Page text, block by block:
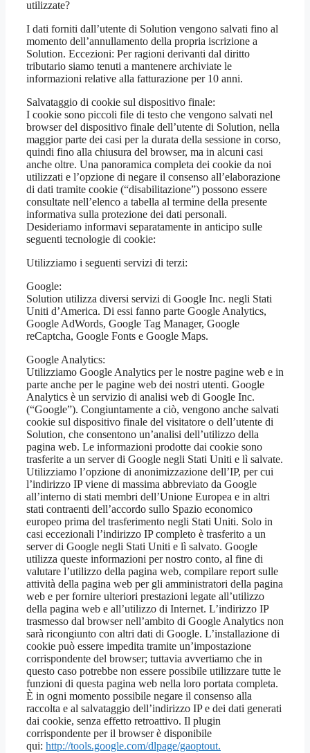
utilizzate?
I dati forniti dall’utente di Solution vengono salvati fino al
momento dell’annullamento della propria iscrizione a
Solution. Eccezioni: Per ragioni derivanti dal diritto
tributario siamo tenuti a mantenere archiviate le
informazioni relative alla fatturazione per 10 anni.
Salvataggio di cookie sul dispositivo finale:
I cookie sono piccoli file di testo che vengono salvati nel
browser del dispositivo finale dell’utente di Solution, nella
maggior parte dei casi per la durata della sessione in corso,
quindi fino alla chiusura del browser, ma in alcuni casi
anche oltre. Una panoramica completa dei cookie da noi
utilizzati e l’opzione di negare il consenso all’elaborazione
di dati tramite cookie (“disabilitazione”) possono essere
consultate nell’elenco a tabella al termine della presente
informativa sulla protezione dei dati personali.
Desideriamo informavi separatamente in anticipo sulle
seguenti tecnologie di cookie:
Utilizziamo i seguenti servizi di terzi:
Google:
Solution utilizza diversi servizi di Google Inc. negli Stati
Uniti d’America. Di essi fanno parte Google Analytics,
Google AdWords, Google Tag Manager, Google
reCaptcha, Google Fonts e Google Maps.
Google Analytics:
Utilizziamo Google Analytics per le nostre pagine web e in
parte anche per le pagine web dei nostri utenti. Google
Analytics è un servizio di analisi web di Google Inc.
(“Google”). Congiuntamente a ciò, vengono anche salvati
cookie sul dispositivo finale del visitatore o dell’utente di
Solution, che consentono un’analisi dell’utilizzo della
pagina web. Le informazioni prodotte dai cookie sono
trasferite a un server di Google negli Stati Uniti e lì salvate.
Utilizziamo l’opzione di anonimizzazione dell’IP, per cui
l’indirizzo IP viene di massima abbreviato da Google
all’interno di stati membri dell’Unione Europea e in altri
stati contraenti dell’accordo sullo Spazio economico
europeo prima del trasferimento negli Stati Uniti. Solo in
casi eccezionali l’indirizzo IP completo è trasferito a un
server di Google negli Stati Uniti e lì salvato. Google
utilizza queste informazioni per nostro conto, al fine di
valutare l’utilizzo della pagina web, compilare report sulle
attività della pagina web per gli amministratori della pagina
web e per fornire ulteriori prestazioni legate all’utilizzo
della pagina web e all’utilizzo di Internet. L’indirizzo IP
trasmesso dal browser nell’ambito di Google Analytics non
sarà ricongiunto con altri dati di Google. L’installazione di
cookie può essere impedita tramite un’impostazione
corrispondente del browser; tuttavia avvertiamo che in
questo caso potrebbe non essere possibile utilizzare tutte le
funzioni di questa pagina web nella loro portata completa.
È in ogni momento possibile negare il consenso alla
raccolta e al salvataggio dell’indirizzo IP e dei dati generati
dai cookie, senza effetto retroattivo. Il plugin
corrispondente per il browser è disponibile
qui: http://tools.google.com/dlpage/gaoptout.